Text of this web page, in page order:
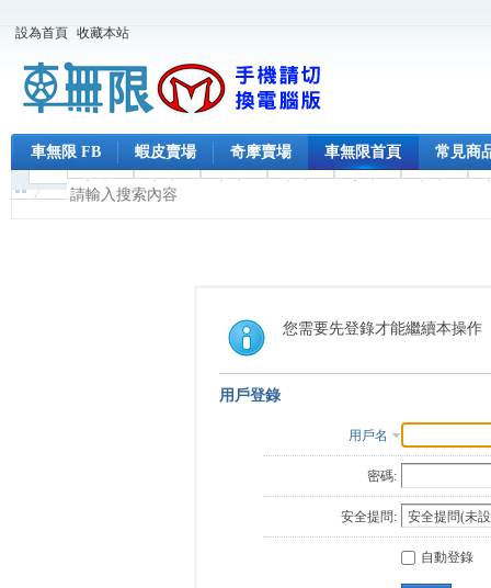
設為首頁 收藏本站
車無限 FB 蝦皮賣場 奇摩賣場 車無限首頁 常見商
您需要先登錄才能繼續本操作
用戶登錄
用戶名
密碼:
安全提問:
自動登錄